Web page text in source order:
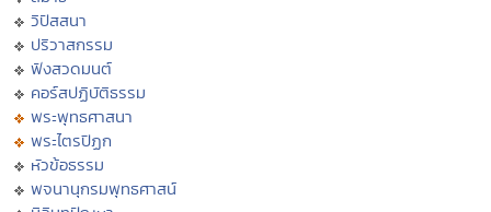
วิปัสสนา
ปริวาสกรรม
ฟังสวดมนต์
คอร์สปฏิบัติธรรม
พระพุทธศาสนา
พระไตรปิฏก
หัวข้อธรรม
พจนานุกรมพุทธศาสน์